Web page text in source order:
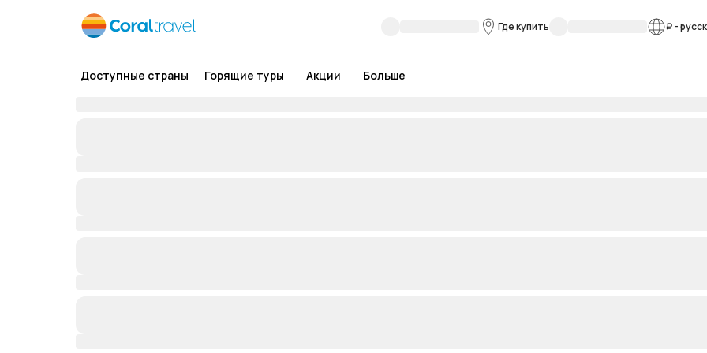
Где купить ₽-
Доступные страны Горящие туры Акции Больше